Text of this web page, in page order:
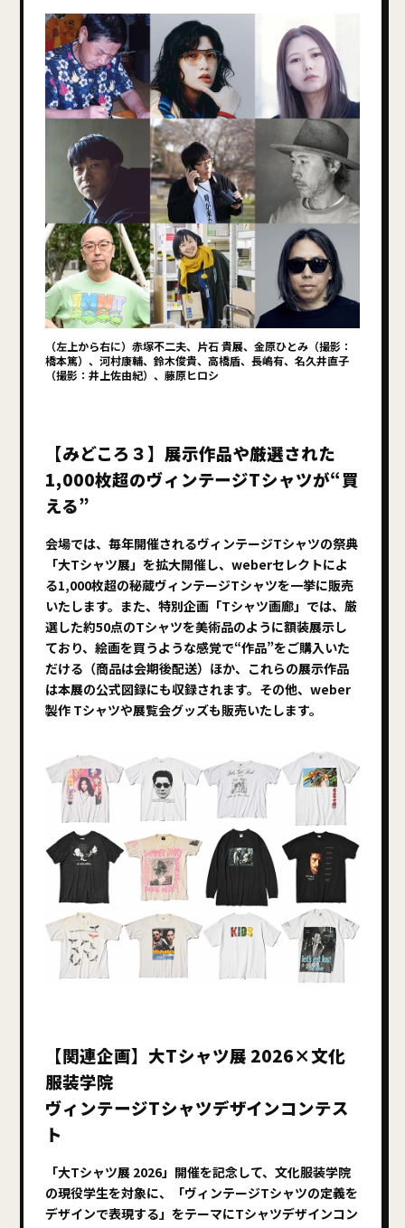
（左上から右に）赤塚不二夫、片石 貴展、金原ひとみ（撮影：
橋本篤）、河村康輔、鈴木俊貴、高橋盾、長嶋有、名久井直子
（撮影：井上佐由紀）、藤原ヒロシ
【みどころ３】展示作品や厳選された
1,000枚超のヴィンテージTシャツが“買
える”
会場では、毎年開催されるヴィンテージTシャツの祭典
「大Tシャツ展」を拡大開催し、weberセレクトによ
る1,000枚超の秘蔵ヴィンテージTシャツを一挙に販売
いたします。また、特別企画「Tシャツ画廊」では、厳
選した約50点のTシャツを美術品のように額装展示し
ており、絵画を買うような感覚で“作品”をご購入いた
だける（商品は会期後配送）ほか、これらの展示作品
は本展の公式図録にも収録されます。その他、weber
製作 Tシャツや展覧会グッズも販売いたします。
【関連企画】大Tシャツ展 2026×文化
服装学院
ヴィンテージTシャツデザインコンテス
ト
「大Tシャツ展 2026」開催を記念して、文化服装学院
の現役学生を対象に、「ヴィンテージTシャツの定義を
デザインで表現する」をテーマにTシャツデザインコン